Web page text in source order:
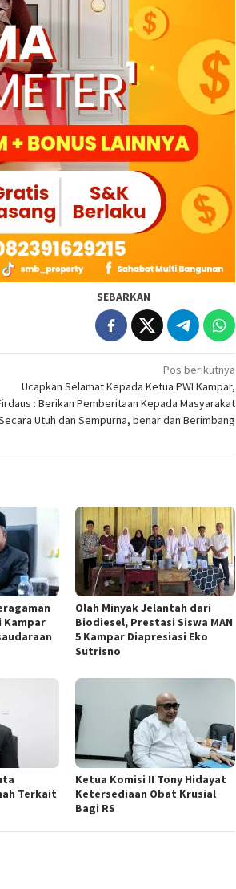
SEBARKAN
Pos berikutnya
Ucapkan Selamat Kepada Ketua PWI Kampar,
: Berikan Pemberitaan Kepada Masyarakat
Utuh dan Sempurna, benar dan Berimbang
Kampar
Olah Minyak Jelantah dari
Biodiesel, Prestasi Siswa MAN
5 Kampar Diapresiasi Eko
Sutrisno
Terkait
Ketua Komisi II Tony Hidayat
Ketersediaan Obat Krusial
Bagi RS